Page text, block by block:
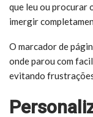
que leu ou procurar
imergir
O marcador de
onde parou com
evitando